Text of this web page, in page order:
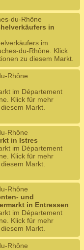
du-Rhône
in
im
du-Rhône. Klick
zu diesem Markt.
Rhône
im Département
Klick für mehr
Markt.
Rhône
in Istres
im Département
Klick für mehr
Markt.
Rhône
und
in Entressen
im Département
Klick für mehr
Markt.
Rhône